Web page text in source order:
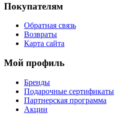
Покупателям
Обратная связь
Возвраты
Карта сайта
Мой профиль
Бренды
Подарочные сертификаты
Партнерская программа
Акции